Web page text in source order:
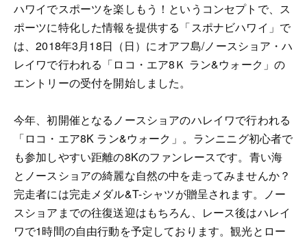
ハワイでスポーツを楽しもう！というコンセプトで、ス
ポーツに特化した情報を提供する「スポナビハワイ」で
は、2018年3月18日（日）にオアフ島/ノースショア・ハ
レイワで行われる「ロコ・エア8Ｋ ラン&ウォーク」の
エントリーの受付を開始しました。
今年、初開催となるノースショアのハレイワで行われる
「ロコ・エア8K ラン&ウォーク」。ランニニグ初心者で
も参加しやすい距離の8Kのファンレースです。青い海
とノースショアの綺麗な自然の中を走ってみませんか？
完走者には完走メダル&T-シャツが贈呈されます。ノー
スショアまでの往復送迎はもちろん、レース後はハレイ
ワで1時間の自由行動を予定しております。観光とロー